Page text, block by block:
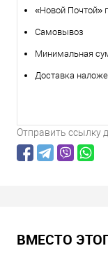
«Новой Почтой»
Самовывоз
Минимальная
Доставка
Отправить ссылку
ВМЕСТО